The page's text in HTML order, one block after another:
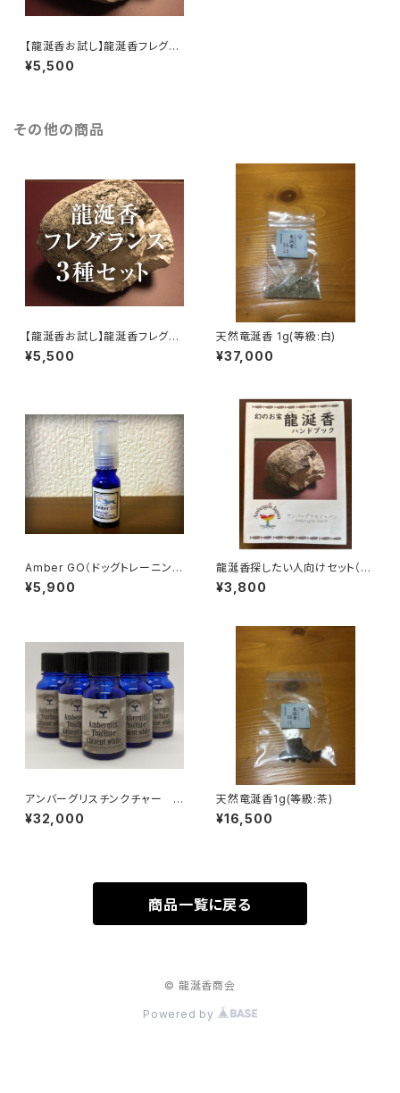
【龍涎香お試し】龍涎香フレグラ
ンスサンプル3本セット（豊かさ
の循環・生命のフレグランス陰・
¥5,500
その他の商品
【龍涎香お試し】龍涎香フレグラ
ンスサンプル3本セット（豊かさ
の循環・生命のフレグランス陰・
¥5,500
天然竜涎香 1g(等級:白)
¥37,000
Amber GO（ドッグトレーニング
専用 フレグランス）
¥5,900
龍涎香探したい人向けセット（香
りサンプル・見分け方教材付き）
¥3,800
アンバーグリスチンクチャー
エンシェントホワイト 10ml
¥32,000
天然竜涎香1g(等級:茶)
¥16,500
商品一覧に戻る
© 龍涎香商会
Powered by